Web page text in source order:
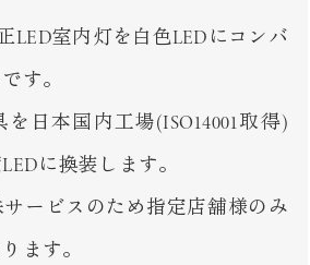
LED室内灯を白色LEDにコンバ
す。
日本国内工場(ISO14001取得)
に換装します。
ービスのため指定店舗様のみ
ます。